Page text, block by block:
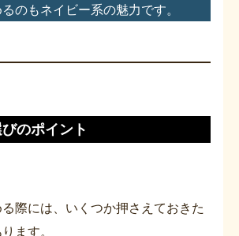
のもネイビー系の魅力です。
のポイント
際には、いくつか押さえておきた
ます。